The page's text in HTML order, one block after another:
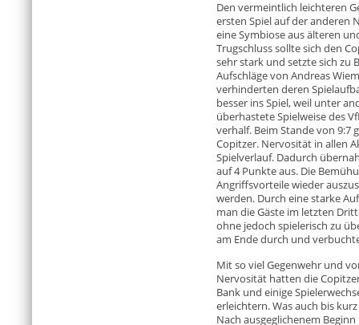
Den vermeintlich leichteren
ersten Spiel auf der anderen
eine Symbiose aus älteren
Trugschluss sollte sich den
sehr stark und setzte sich zu
Aufschläge von Andreas
verhinderten deren
besser ins Spiel, weil unter
überhastete Spielweise des
verhalf. Beim Stande von 9:7
Copitzer. Nervosität in allen
Spielverlauf. Dadurch
auf 4 Punkte aus. Die
Angriffsvorteile wieder
werden. Durch eine starke
man die Gäste im letzten
ohne jedoch spielerisch zu
am Ende durch und
Mit so viel Gegenwehr und
Nervosität hatten die
Bank und einige
erleichtern. Was auch bis
Nach ausgeglichenem